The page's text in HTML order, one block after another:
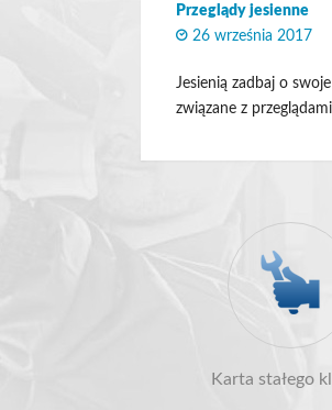
Przeglądy
Opony
Przeglądy jesienne
26 września 2017
Jesienią zadbaj o
związane z
Karta stałego